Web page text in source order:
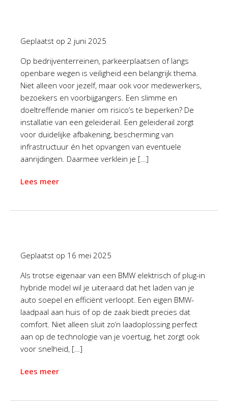
Geplaatst op 2 juni 2025
Op bedrijventerreinen, parkeerplaatsen of langs
openbare wegen is veiligheid een belangrijk thema.
Niet alleen voor jezelf, maar ook voor medewerkers,
bezoekers en voorbijgangers. Een slimme en
doeltreffende manier om risico’s te beperken? De
installatie van een geleiderail. Een geleiderail zorgt
voor duidelijke afbakening, bescherming van
infrastructuur én het opvangen van eventuele
aanrijdingen. Daarmee verklein je […]
Lees meer
Geplaatst op 16 mei 2025
Als trotse eigenaar van een BMW elektrisch of plug-in
hybride model wil je uiteraard dat het laden van je
auto soepel en efficiënt verloopt. Een eigen BMW-
laadpaal aan huis of op de zaak biedt precies dat
comfort. Niet alleen sluit zo’n laadoplossing perfect
aan op de technologie van je voertuig, het zorgt ook
voor snelheid, […]
Lees meer